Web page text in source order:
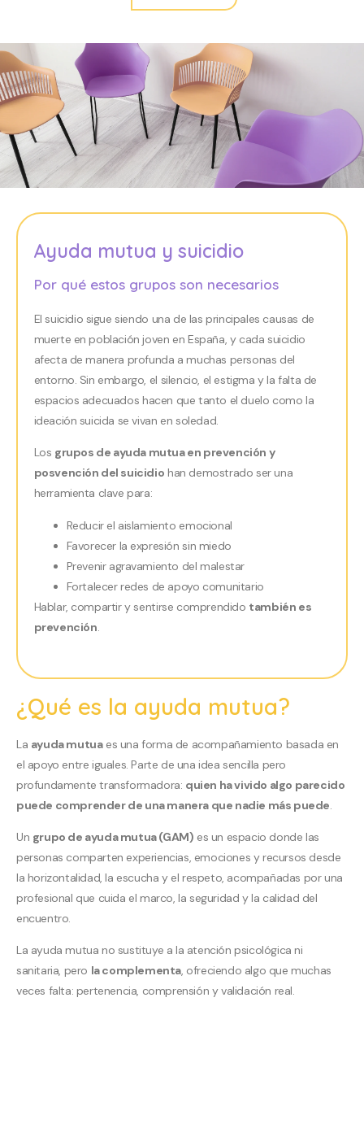
¿Qué es la ayuda mutua?
La ayuda mutuaes una forma de acompañamiento basada en
el apoyo entre iguales. Parte de una idea sencilla pero
profundamente transformadora: quien ha vivido algo parecido
puede comprender de una manera que nadie más puede.
Un grupo de ayuda mutua (GAM) es un espacio donde las
personas comparten experiencias, emociones y recursos desde
la horizontalidad, la escucha y el respeto, acompañadas por una
profesional que cuida el marco, la seguridad y la calidad del
encuentro.
La ayuda mutua no sustituye a la atención psicológica ni
sanitaria, pero la complementa, ofreciendo algo que muchas
veces falta: pertenencia, comprensión y validación real.
Ayuda mutua y suicidio
Por qué estos grupos son necesarios
El suicidio sigue siendo una de las principales causas de
muerte en población joven en España, y cada suicidio
afecta de manera profunda a muchas personas del
entorno. Sin embargo, el silencio, el estigma y la falta de
espacios adecuados hacen que tanto el duelo como la
ideación suicida se vivan en soledad.
Los grupos de ayuda mutua en prevención y
posvención del suicidio han demostrado ser una
herramienta clave para:
Reducir el aislamiento emocional
Favorecer la expresión sin miedo
Prevenir agravamiento del malestar
Fortalecer redes de apoyo comunitario
Hablar, compartir y sentirse comprendido también es
prevención.